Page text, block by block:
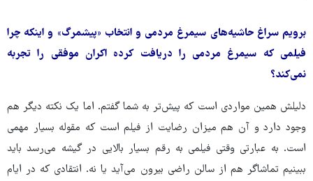
برویم سراغ حاشیه‌های سیمرغ مردمی و انتخاب «پیشمرگ» و اینکه چرا
فیلمی که سیمرغ مردمی را دریافت کرده اکران موفقی را تجربه
نمی‌کند؟
دلیلش همین مواردی است که پیش‌تر به شما گفتم. اما یک نکته دیگر هم
وجود دارد و آن هم میزان رضایت از فیلم است که مقوله بسیار مهمی
است. به عبارتی وقتی فیلمی به رقم بسیار بالایی در گیشه می‌رسد باید
ببینیم تماشاگر هم از سالن راضی بیرون می‌آید یا نه. انتقادی که در ایام